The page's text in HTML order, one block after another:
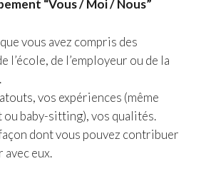
“Vous / Moi / Nous”
vous avez compris des
l’école, de l’employeur ou de la
vos expériences (même
ou baby-sitting), vos qualités.
dont vous pouvez contribuer
avec eux.